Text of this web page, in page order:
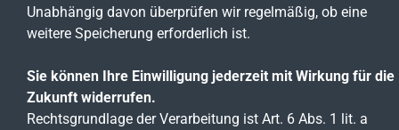
Unabhängig davon überprüfen wir regelmäßig, ob eine
weitere Speicherung erforderlich ist.
Sie können Ihre Einwilligung jederzeit mit Wirkung für die
Zukunft widerrufen.
Rechtsgrundlage der Verarbeitung ist Art. 6 Abs. 1 lit. a